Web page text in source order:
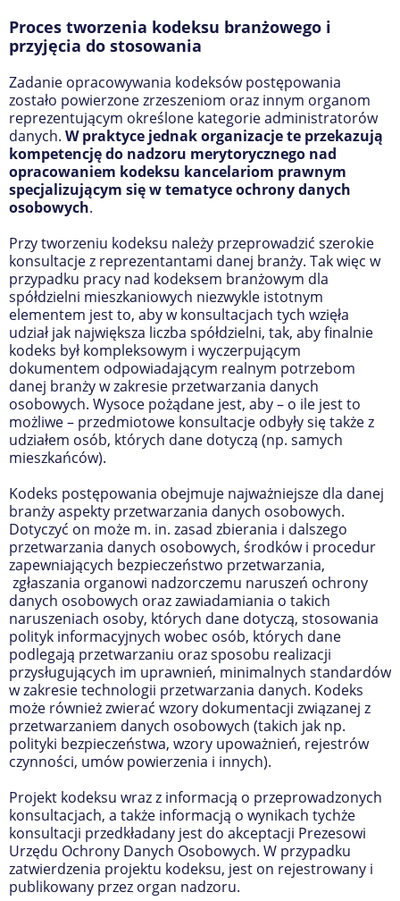
Proces tworzenia kodeksu branżowego i
przyjęcia do stosowania
Zadanie opracowywania kodeksów postępowania
zostało powierzone zrzeszeniom oraz innym organom
reprezentującym określone kategorie administratorów
danych. W praktyce jednak organizacje te przekazują
kompetencję do nadzoru merytorycznego nad
opracowaniem kodeksu kancelariom prawnym
specjalizującym się w tematyce ochrony danych
osobowych.
Przy tworzeniu kodeksu należy przeprowadzić szerokie
konsultacje z reprezentantami danej branży. Tak więc w
przypadku pracy nad kodeksem branżowym dla
spółdzielni mieszkaniowych niezwykle istotnym
elementem jest to, aby w konsultacjach tych wzięła
udział jak największa liczba spółdzielni, tak, aby finalnie
kodeks był kompleksowym i wyczerpującym
dokumentem odpowiadającym realnym potrzebom
danej branży w zakresie przetwarzania danych
osobowych. Wysoce pożądane jest, aby – o ile jest to
możliwe – przedmiotowe konsultacje odbyły się także z
udziałem osób, których dane dotyczą (np. samych
mieszkańców).
Kodeks postępowania obejmuje najważniejsze dla danej
branży aspekty przetwarzania danych osobowych.
Dotyczyć on może m. in. zasad zbierania i dalszego
przetwarzania danych osobowych, środków i procedur
zapewniających bezpieczeństwo przetwarzania,
zgłaszania organowi nadzorczemu naruszeń ochrony
danych osobowych oraz zawiadamiania o takich
naruszeniach osoby, których dane dotyczą, stosowania
polityk informacyjnych wobec osób, których dane
podlegają przetwarzaniu oraz sposobu realizacji
przysługujących im uprawnień, minimalnych standardów
w zakresie technologii przetwarzania danych. Kodeks
może również zwierać wzory dokumentacji związanej z
przetwarzaniem danych osobowych (takich jak np.
polityki bezpieczeństwa, wzory upoważnień, rejestrów
czynności, umów powierzenia i innych).
Projekt kodeksu wraz z informacją o przeprowadzonych
konsultacjach, a także informacją o wynikach tychże
konsultacji przedkładany jest do akceptacji Prezesowi
Urzędu Ochrony Danych Osobowych. W przypadku
zatwierdzenia projektu kodeksu, jest on rejestrowany i
publikowany przez organ nadzoru.